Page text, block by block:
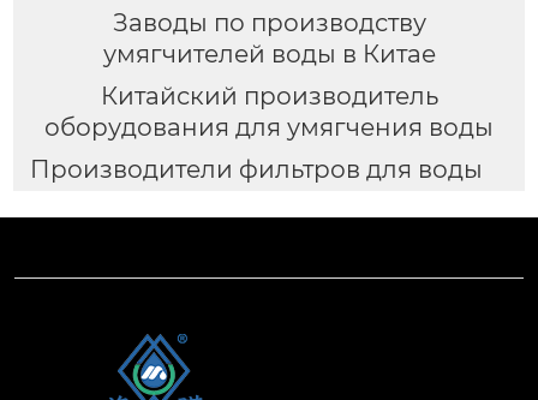
Заводы по производству
умягчителей воды в Китае
Китайский производитель
оборудования для умягчения воды
Производители фильтров для воды